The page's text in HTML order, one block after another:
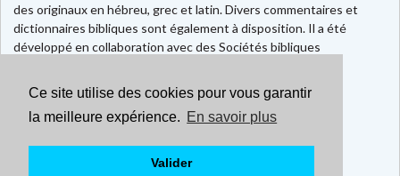
Ce site utilise des cookies pour vous garantir
la meilleure expérience. En savoir plus
Valider
des originaux en hébreu, grec et latin. Divers commentaires et
dictionnaires bibliques sont également à disposition. Il a été
développé en collaboration avec des Sociétés bibliques
Faire un don
Contact